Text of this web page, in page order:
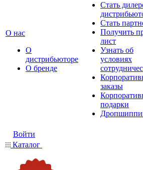
О нас
О
дистрибьюторе
О бренде
Стать
Стать
Получить
лист
Узнать об
условиях
заказы
подарки
Войти
Каталог